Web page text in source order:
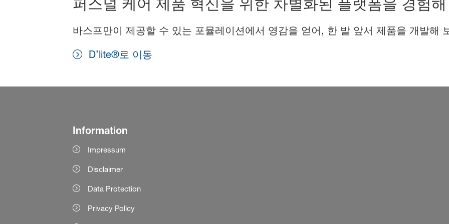
퍼스널 케어 제품 혁신을 위한 차별화된 플랫폼을 경험
바스프만이 제공할 수 있는 포뮬레이션에서 영감을 얻어, 한 발 앞서 제품을 개발해
D’lite®로 이동
Information
Impressum
Disclaimer
Data Protection
Privacy Policy